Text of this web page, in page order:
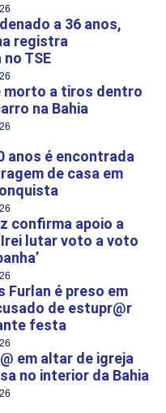
a 36 anos,
registra
TSE
morto a tiros dentro
na Bahia
anos é encontrada
de casa em
confirma apoio a
lutar voto a voto
Furlan é preso em
de estupr@r
festa
em altar de igreja
no interior da Bahia